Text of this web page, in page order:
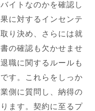
イトなのかを確認し
に対するインセンテ
り決め、さらには就
の確認も欠かせませ
職に関するルールも
す。これらをしっか
側に質問し、納得の
ます。契約に至るプ